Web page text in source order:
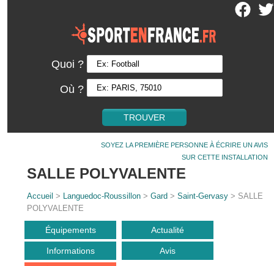
Quoi ?
Où ?
SOYEZ LA PREMIÈRE PERSONNE À ÉCRIRE UN AVIS
SUR CETTE INSTALLATION
SALLE POLYVALENTE
Accueil > Languedoc-Roussillon >Gard >Saint-Gervasy > SALLE
POLYVALENTE
Équipements Actualité
Informations Avis